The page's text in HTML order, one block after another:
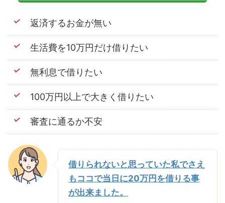
返済するお金が無い
生活費を10万円だけ借りたい
無利息で借りたい
100万円以上で大きく借りたい
審査に通るか不安
借りられないと思っていた私でさえ
もココで当日に20万円を借りる事
が出来ました。